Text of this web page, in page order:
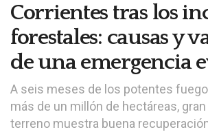
Corrientes tras los
forestales: causas y
de una emergencia
A seis meses de los potentes
más de un millón de hectáreas,
terreno muestra buena